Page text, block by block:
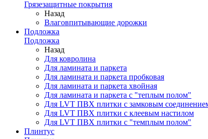
Грязезащитные покрытия
Назад
Влаговпитывающие дорожки
Подложка
Подложка
Назад
Для ковролина
Для ламината и паркета
Для ламината и паркета пробковая
Для ламината и паркета хвойная
Для ламината и паркета с "теплым полом"
Для LVT ПВХ плитки с замковым
Для LVT ПВХ плитки с клеевым настилом
Для LVT ПВХ плитки с "темплым полом"
Плинтус